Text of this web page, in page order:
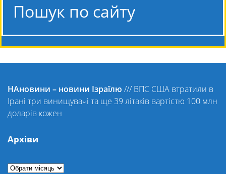
Пошук по сайту
НАновини – новини Ізраїлю /// ВПС США втратили в
Ірані три винищувачі та ще 39 літаків вартістю 100 млн
доларів кожен
Архіви